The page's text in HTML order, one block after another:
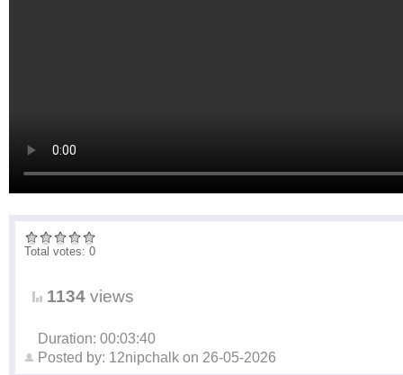
Total votes: 0
1134 views
Duration: 00:03:40
Posted by: 12nipchalk on 26-05-2026